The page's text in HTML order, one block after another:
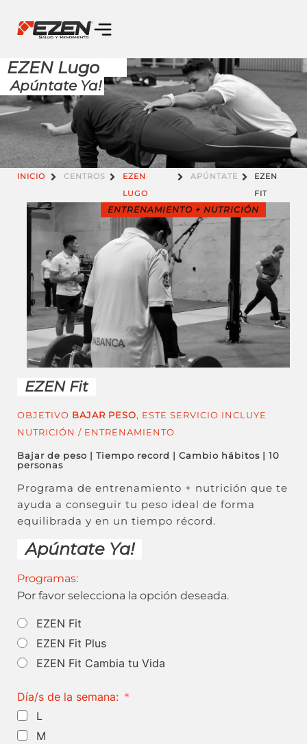
EZEN Lugo
Apúntate Ya!
Apúntate Ya!
Programas:
Por favor selecciona la opción deseada.
EZEN Fit
EZEN Fit Plus
EZEN Fit Cambia tu Vida
Día/s de la semana:
L
M
EZEN Fit
OBJETIVO BAJAR PESO, ESTE SERVICIO INCLUYE
NUTRICIÓN / ENTRENAMIENTO
Bajar de peso | Tiempo record | Cambio hábitos | 10
personas
Programa de entrenamiento + nutrición que te
ayuda a conseguir tu peso ideal de forma
equilibrada y en un tiempo récord.
ENTRENAMIENTO + NUTRICIÓN
INICIO CENTROS
EZEN
LUGO
APÚNTATE
EZEN
FIT